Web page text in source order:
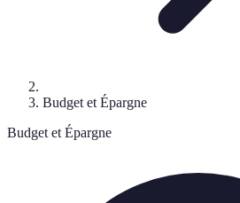
Budget et Épargne
Budget et Épargne